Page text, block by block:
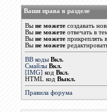
Ваши права в разделе
Вы не можетесоздавать
Вы не можетеотвечать в
Вы не можетеприкреплять
Вы не можете
BB коды Вкл.
Смайлы Вкл.
[IMG] код Вкл.
HTML код Выкл.
Правила форума